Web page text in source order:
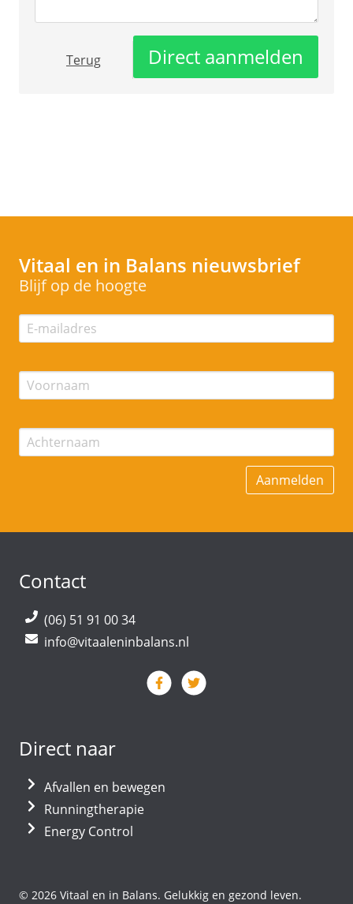
Terug Direct aanmelden
Vitaal en in Balans nieuwsbrief
Blijf op de hoogte
Contact
(06) 51 91 00 34
info@vitaaleninbalans.nl
Direct naar
Afvallen en bewegen
Runningtherapie
Energy Control
© 2026 Vitaal en in Balans. Gelukkig en gezond leven.